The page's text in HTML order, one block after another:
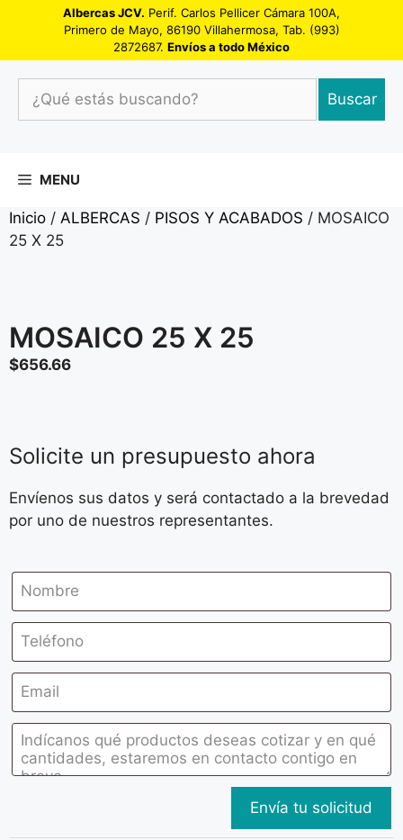
Albercas JCV. Perif. Carlos Pellicer Cámara 100A,
Primero de Mayo, 86190 Villahermosa, Tab. (993)
2872687. Envíos a todo México
¿Qué
estás
Buscar
MENU
Inicio / ALBERCAS / PISOS Y ACABADOS / MOSAICO
25 X 25
MOSAICO 25 X 25
$656.66
Solicite un presupuesto ahora
Envíenos sus datos y será contactado a la brevedad
por uno de nuestros representantes.